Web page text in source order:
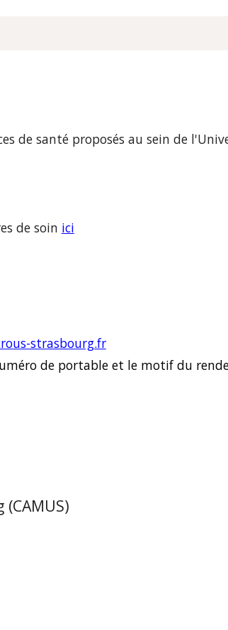
de santé proposés au sein de
de soin ici
strasbourg.fr
de portable et le motif du